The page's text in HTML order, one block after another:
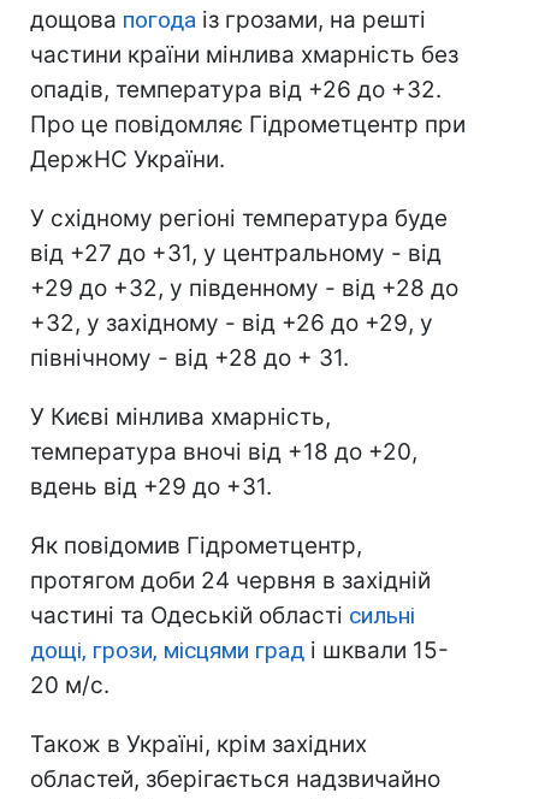
дощова погода із грозами, на решті
частини країни мінлива хмарність без
опадів, температура від +26 до +32.
Про це повідомляє Гідрометцентр при
ДержНС України.
У східному регіоні температура буде
від +27 до +31, у центральному - від
+29 до +32, у південному - від +28 до
+32, у західному - від +26 до +29, у
північному - від +28 до + 31.
У Києві мінлива хмарність,
температура вночі від +18 до +20,
вдень від +29 до +31.
Як повідомив Гідрометцентр,
протягом доби 24 червня в західній
частині та Одеській області сильні
дощі, грози, місцями град і шквали 15-
20 м/с.
Також в Україні, крім західних
областей, зберігається надзвичайно